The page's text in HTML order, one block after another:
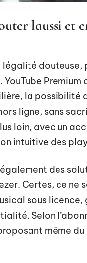
laussi et
légalité
la
ligne, sans
loin, avec un
intuitive des
des
Certes, ce ne
sous
Selon
même du